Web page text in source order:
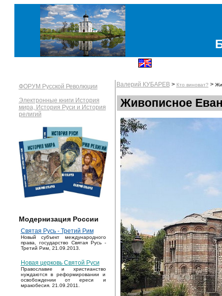
ФОРУМ Русской Революции
Электронные книги История
мира, История Руси и История
религий
Модернизация России
Святая Русь - Третий Рим
Новый субъект международного
права, государство Святая Русь -
Третий Рим, 21.09.2013.
Новая церковь Святой Руси
Православие и христианство
нуждаются в реформировании и
освобождении от ереси и
мракобесия. 21.09.2011.
Валерий КУБАРЕВ> Кто виноват? >
Живописное